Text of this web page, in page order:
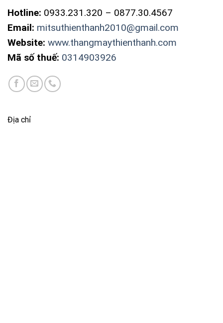
Hotline: 0933.231.320 – 0877.30.4567
Email: mitsuthienthanh2010@gmail.com
Website: www.thangmaythienthanh.com
Mã số thuế: 0314903926
Địa chỉ